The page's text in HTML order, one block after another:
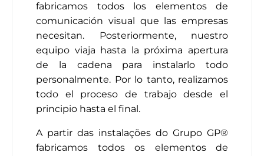
fabricamos todos los elementos de
comunicación visual que las empresas
necesitan. Posteriormente, nuestro
equipo viaja hasta la próxima apertura
de la cadena para instalarlo todo
personalmente. Por lo tanto, realizamos
todo el proceso de trabajo desde el
principio hasta el final.
A partir das instalações do Grupo GP®
fabricamos todos os elementos de